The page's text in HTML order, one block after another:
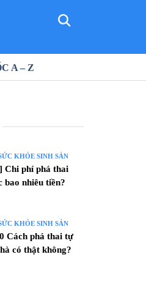
A – Z
KHỎE SINH SẢN
Chi phí phá thai
bao nhiêu tiền?
KHỎE SINH SẢN
Cách phá thai tự
có thật không?